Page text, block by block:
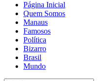
Página Inicial
Quem Somos
Manaus
Famosos
Política
Bizarro
Brasil
Mundo